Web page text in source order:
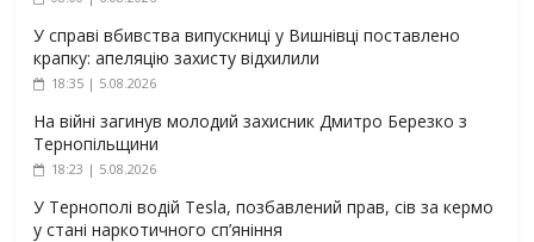
У справі вбивства випускниці у Вишнівці поставлено
крапку: апеляцію захисту відхилили
18:35 | 5.08.2026
На війні загинув молодий захисник Дмитро Березко з
Тернопільщини
18:23 | 5.08.2026
У Тернополі водій Tesla, позбавлений прав, сів за кермо
у стані наркотичного сп’яніння